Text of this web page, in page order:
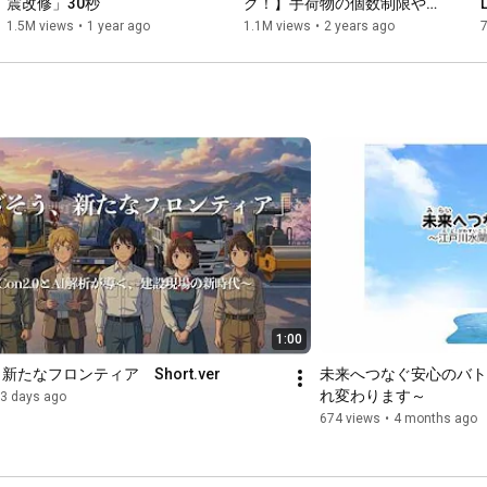
震改修」30秒
1.5M views • 1 year ago
ク！】手荷物の個数制限や液
体物持込のルールを確認しま
1.1M views • 2 years ago
1:00
たなフロンティア　Short.ver
3 days ago
未来へつなぐ安心のバ
れ変わります～
674 views • 4 months ago